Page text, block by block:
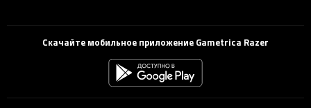
Скачайте мобильное приложение Gametrica Razer